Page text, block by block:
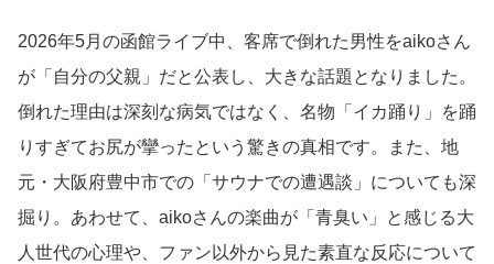
2026年5月の函館ライブ中、客席で倒れた男性をaikoさん
が「自分の父親」だと公表し、大きな話題となりました。
倒れた理由は深刻な病気ではなく、名物「イカ踊り」を踊
りすぎてお尻が攣ったという驚きの真相です。また、地
元・大阪府豊中市での「サウナでの遭遇談」についても深
掘り。あわせて、aikoさんの楽曲が「青臭い」と感じる大
人世代の心理や、ファン以外から見た素直な反応について